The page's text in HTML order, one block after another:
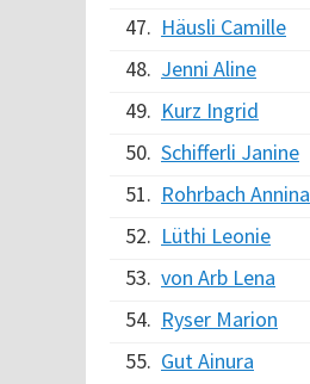
47. Häusli Camille
48. Jenni Aline
49. Kurz Ingrid
50. Schifferli Janine
51. Rohrbach Annina
52. Lüthi Leonie
53. von Arb Lena
54. Ryser Marion
55. Gut Ainura